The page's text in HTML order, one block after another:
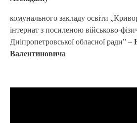
комунального закладу освіти
інтернат з посиленою військово-
Дніпропетровської обласної ради” –
Валентиновича